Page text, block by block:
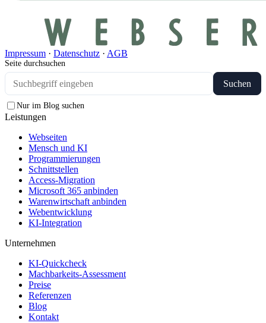
Impressum · Datenschutz · AGB
Seite durchsuchen
Suchen
Nur im Blog suchen
Leistungen
Webseiten
Mensch und KI
Programmierungen
Schnittstellen
Access-Migration
Microsoft 365 anbinden
Warenwirtschaft anbinden
Webentwicklung
KI-Integration
Unternehmen
KI-Quickcheck
Machbarkeits-Assessment
Preise
Referenzen
Blog
Kontakt